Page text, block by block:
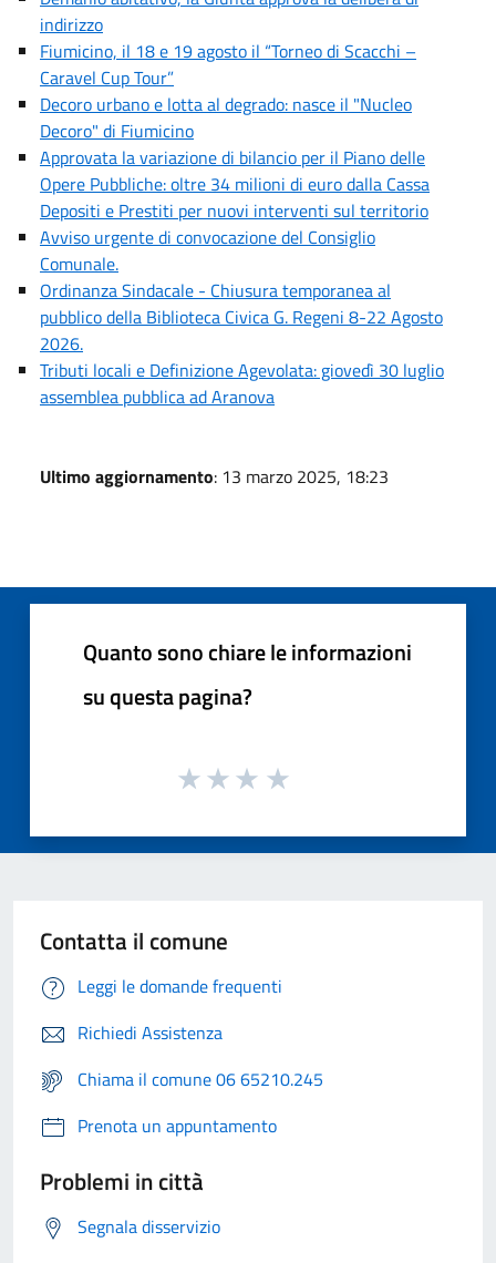
indirizzo
Fiumicino, il 18 e 19 agosto il “Torneo di Scacchi –
Caravel Cup Tour”
Decoro urbano e lotta al degrado: nasce il "Nucleo
Decoro" di Fiumicino
Approvata la variazione di bilancio per il Piano delle
Opere Pubbliche: oltre 34 milioni di euro dalla Cassa
Depositi e Prestiti per nuovi interventi sul territorio
Avviso urgente di convocazione del Consiglio
Comunale.
Ordinanza Sindacale - Chiusura temporanea al
pubblico della Biblioteca Civica G. Regeni 8-22 Agosto
2026.
Tributi locali e Definizione Agevolata: giovedì 30 luglio
assemblea pubblica ad Aranova
Ultimo aggiornamento: 13 marzo 2025, 18:23
Quanto sono chiare le informazioni
su questa pagina?
Contatta il comune
Leggi le domande frequenti
Richiedi Assistenza
Chiama il comune 06 65210.245
Prenota un appuntamento
Problemi in città
Segnala disservizio